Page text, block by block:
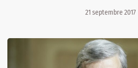
21 septembre 2017